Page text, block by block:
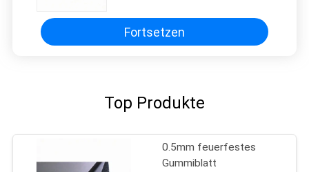
Fortsetzen
Top Produkte
0.5mm feuerfestes
Gummiblatt